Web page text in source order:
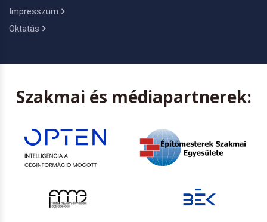
Impresszum
Oktatás
Szakmai és médiapartnerek: